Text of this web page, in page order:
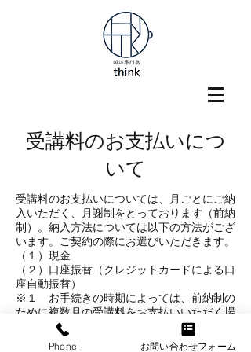
受講料のお支払いにつ
いて
受講料のお支払いについては、月ごとにご納
入いただく、月謝制をとっております（前納
制）。納入方法については以下の方法がござ
います。ご契約の際にお選びいただきます。
（１）現金
（２）口座振替（クレジットカードによる口
座自動振替）​
※１ お手続きの時期によっては、前納制の
ために複数月の受講料をお支払いいただく場
合があります。
think, All Rights Reserved
Phone お問い合わせフォーム